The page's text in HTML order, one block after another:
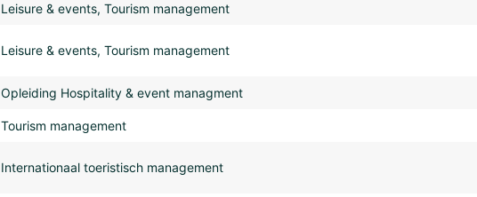
Leisure & events, Tourism management
Leisure & events, Tourism management
Opleiding Hospitality & event managment
Tourism management
Internationaal toeristisch management